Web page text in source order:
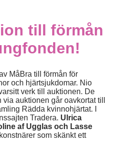
till förmån
MåBra till förmån för
och hjärtsjukdomar. Nio
verk till auktionen. De
auktionen går oavkortat till
Rädda kvinnohjärtat. I
Tradera. Ulrica
af Ugglas och Lasse
som skänkt ett